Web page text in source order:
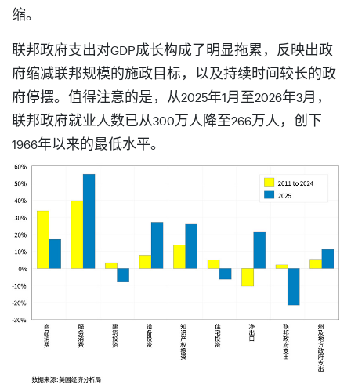
缩。
联邦政府支出对GDP成长构成了明显拖累，反映出政
府缩减联邦规模的施政目标，以及持续时间较长的政
府停摆。值得注意的是，从2025年1月至2026年3月，
联邦政府就业人数已从300万人降至266万人，创下
1966年以来的最低水平。